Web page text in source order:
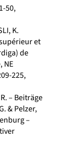
50,
K.
et
de
NE
225,
– Beiträge
& Pelzer,
–